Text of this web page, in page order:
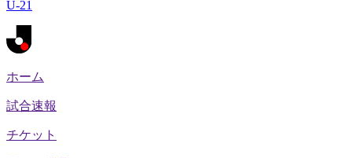
U-21
ホーム
試合速報
チケット